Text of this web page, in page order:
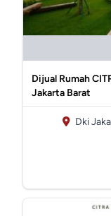
Dijual Rumah
Jakarta Barat
Dki